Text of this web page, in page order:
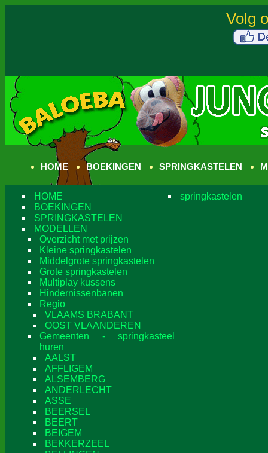
HOME BOEKINGEN SPRINGKASTELEN
HOME
BOEKINGEN
SPRINGKASTELEN
MODELLEN
Overzicht met prijzen
Kleine springkastelen
Middelgrote springkastelen
Grote springkastelen
Multiplay kussens
Hindernissenbanen
Regio
VLAAMS BRABANT
OOST VLAANDEREN
Gemeenten - springkasteel
huren
AALST
AFFLIGEM
ALSEMBERG
ANDERLECHT
ASSE
BEERSEL
BEERT
BEIGEM
BEKKERZEEL
springkastelen